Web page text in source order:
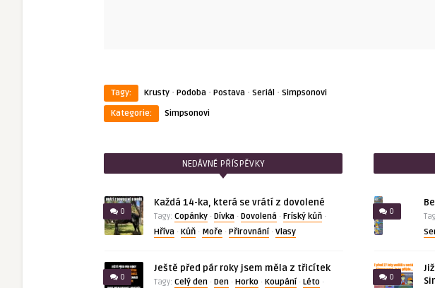
Tagy: Krusty · Podoba · Postava · Seriál · Simpsonovi
Kategorie:
Simpsonovi
NEDÁVNÉ PŘÍSPĚVKY
0
Každá 14-ka, která se vrátí z dovolené
Tagy: Copánky · Dívka · Dovolená · Fríský kůň ·
Hříva · Kůň · Moře · Přirovnání· Vlasy
0
Ještě před pár roky jsem měla z třicítek
Tagy: Celý den · Den · Horko · Koupání· Léto ·
0
0